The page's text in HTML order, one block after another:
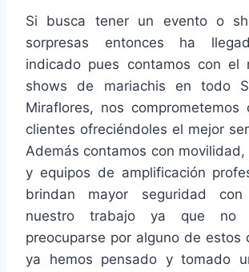
Si busca tener un evento o
sorpresas entonces ha
indicado pues contamos con el
shows de mariachis en todo
Miraflores, nos comprometemos
clientes ofreciéndoles el mejor
Además contamos con
y equipos de amplificación
brindan mayor seguridad
nuestro trabajo ya que no
preocuparse por alguno de estos
ya hemos pensado y tomado